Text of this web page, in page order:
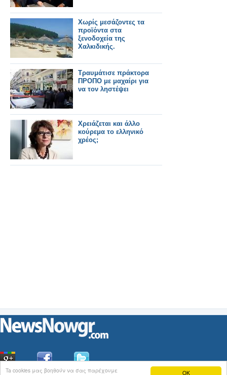
OK
Ta cookies μας βοηθούν να σας παρέχουμε
Χωρίς μεσάζοντες τα
προϊόντα στα
ξενοδοχεία της
Χαλκιδικής.
Τραυμάτισε πράκτορα
ΠΡΟΠΟ με μαχαίρι για
να τον ληστέψει
Χρειάζεται και άλλο
κούρεμα το ελληνικό
χρέος;